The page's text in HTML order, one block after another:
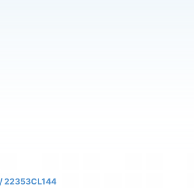
22353CL144